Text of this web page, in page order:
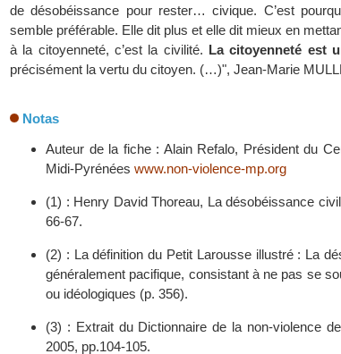
de désobéissance pour rester… civique. C’est
semble préférable. Elle dit plus et elle dit mieux en
à la citoyenneté, c’est la civilité. La citoyenneté est
précisément la vertu du citoyen. (…)", Jean-Marie
Notas
Auteur de la fiche : Alain Refalo, Président du
Midi-Pyrénées www.non-violence-mp.org
(1) : Henry David Thoreau, La désobéissance
66-67.
(2) : La définition du Petit Larousse illustré : La
généralement pacifique, consistant à ne pas se
ou idéologiques (p. 356).
(3) : Extrait du Dictionnaire de la non-violence
2005, pp.104-105.